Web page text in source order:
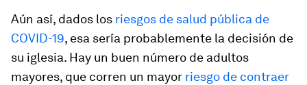
Aún así, dados los riesgos de salud pública de
COVID-19, esa sería probablemente la decisión de
su iglesia. Hay un buen número de adultos
mayores, que corren un mayor riesgo de contraer